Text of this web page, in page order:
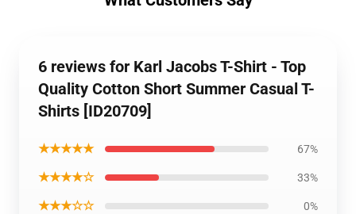
6 reviews for Karl Jacobs T-Shirt - Top
Quality Cotton Short Summer Casual T-
Shirts [ID20709]
★★★★★ 67%
★★★★☆ 33%
★★★☆☆ 0%